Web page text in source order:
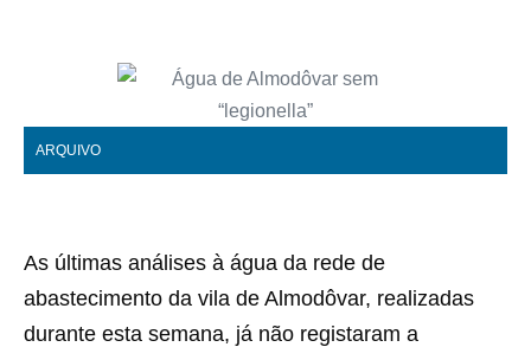
ARQUIVO
As últimas análises à água da rede de
abastecimento da vila de Almodôvar, realizadas
durante esta semana, já não registaram a